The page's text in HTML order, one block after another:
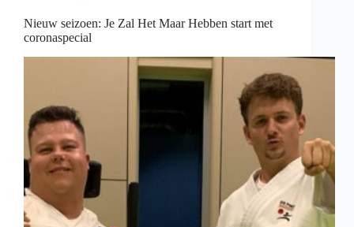
NPO
1
Nieuw seizoen: Je Zal Het Maar Hebben start met
coronaspecial